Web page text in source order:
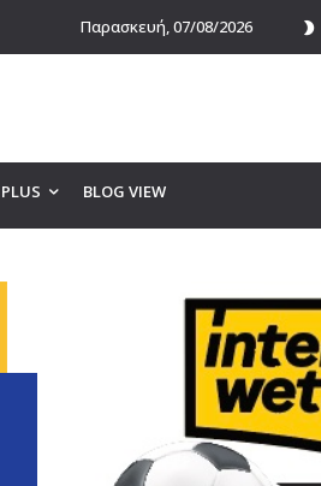
Παρασκευή, 07/08/2026
PLUS BLOG VIEW